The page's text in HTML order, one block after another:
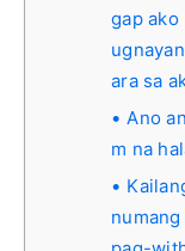
gap ako
ara sa
Ano
m na